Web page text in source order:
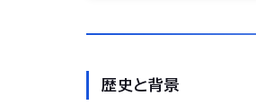
歴史と背景